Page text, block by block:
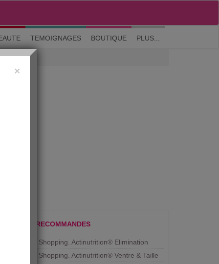
M'inscrire| Me connecter| ? Visite guidée
TEMOIGNAGES BOUTIQUE PLUS...
PRODUITS RECOMMANDES
Aujourdhui Shopping. Actinutrition® Elimination
Aujourdhui Shopping. Actinutrition® Ventre & Taille
×